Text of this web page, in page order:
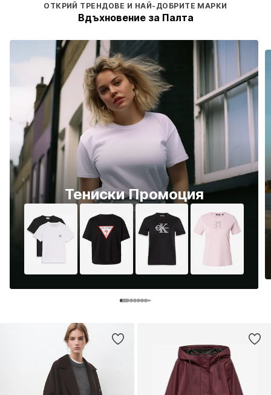
ОТКРИЙ ТРЕНДОВЕ И НАЙ-ДОБРИТЕ МАРКИ
Вдъхновение за Палта
Тениски Промоция